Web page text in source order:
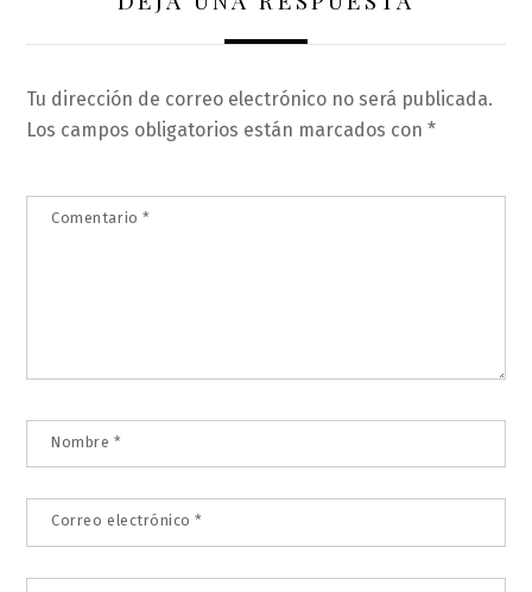
Tu dirección de correo electrónico no será publicada.
Los campos obligatorios están marcados con*
Comentario*
Nombre *
Correo electrónico*